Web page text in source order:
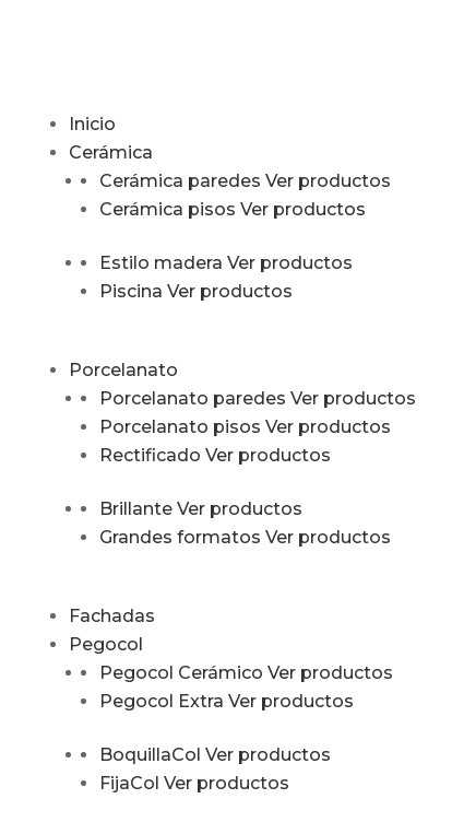
Inicio
Cerámica
Cerámica paredes Ver productos
Cerámica pisos Ver productos
Estilo madera Ver productos
Piscina Ver productos
Porcelanato
Porcelanato paredes Ver productos
Porcelanato pisos Ver productos
Rectificado Ver productos
Brillante Ver productos
Grandes formatos Ver productos
Fachadas
Pegocol
Pegocol Cerámico Ver productos
Pegocol Extra Ver productos
BoquillaCol Ver productos
FijaCol Ver productos